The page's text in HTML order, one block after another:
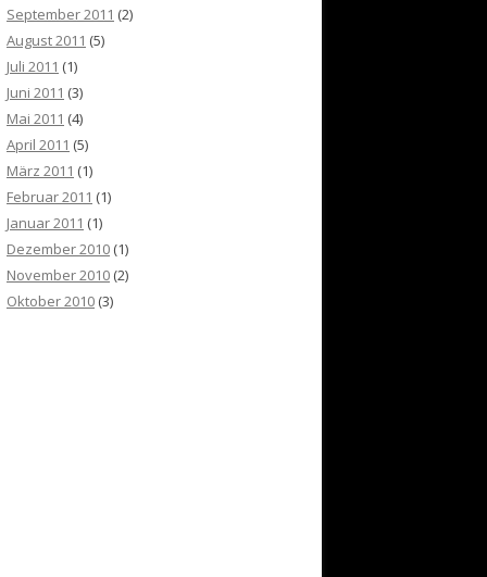
September 2011 (2)
August 2011 (5)
Juli 2011 (1)
Juni 2011 (3)
Mai 2011 (4)
April 2011 (5)
März 2011 (1)
Februar 2011 (1)
Januar 2011 (1)
Dezember 2010 (1)
November 2010 (2)
Oktober 2010 (3)